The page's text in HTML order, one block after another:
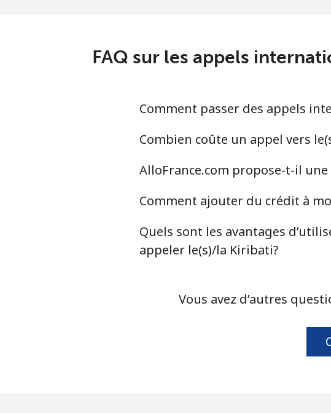
FAQ sur les appels
Comment passer des appels
Combien coûte un appel vers
AlloFrance.com propose-t-il
Comment ajouter du crédit à
Quels sont les avantages
appeler le(s)/la Kiribati?
Vous avez d’autres